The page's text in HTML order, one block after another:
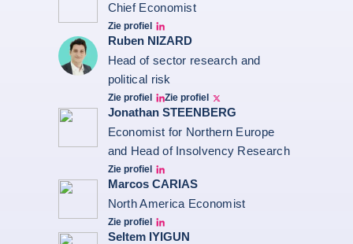
Chief Economist
Zie profiel
JCC Linkedin
Ruben NIZARD
Head of sector research and
political risk
Zie profiel
Ruben Nizard linkedin
Zie profiel
Ruben Nizard twitter
Jonathan STEENBERG
Economist for Northern Europe
and Head of Insolvency Research
Zie profiel
Jonathan Steenberg linkedin
Marcos CARIAS
North America Economist
Zie profiel
Marcos Carias Linkedin
Seltem IYIGUN